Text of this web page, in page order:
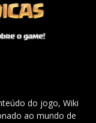
do jogo, Wiki
ao mundo de